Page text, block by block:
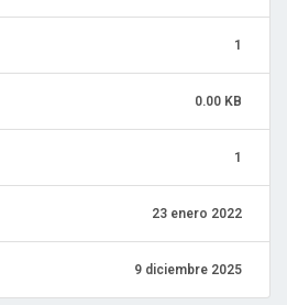
1
0.00 KB
1
23 enero 2022
9 diciembre 2025